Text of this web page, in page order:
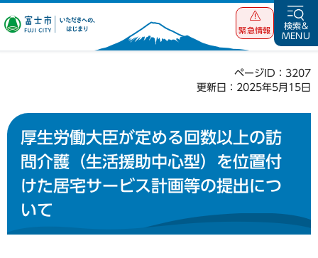
富士市 いただ
緊急情報
検索&
MENU
ページID：3207
更新日：2025年5月15日
厚生労働大臣が定める回数以上の訪
問介護（生活援助中心型）を位置付
けた居宅サービス計画等の提出につ
いて